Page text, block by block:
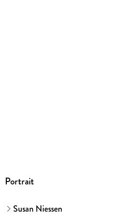
Portrait
Susan Niessen